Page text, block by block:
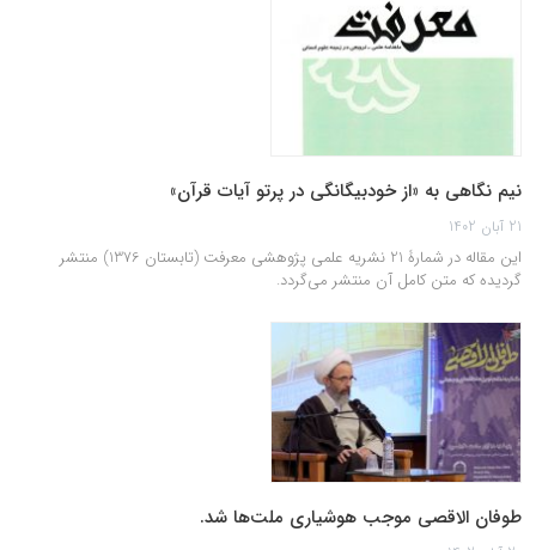
نيم نگاهی به «از خودبيگانگی در پرتو آيات قرآن»
21 آبان 1402
این مقاله در شمارۀ 21 نشریه علمی پژوهشی معرفت (تابستان 1376) منتشر
گردیده که متن کامل آن منتشر می‌گردد.
طوفان الاقصی موجب هوشیاری ملت‌ها شد.